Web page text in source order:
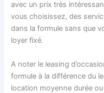
avec un prix très
vous choisissez, des
dans la formule sans que
loyer fixé.
A noter le leasing
formule à la différence du
location moyenne durée